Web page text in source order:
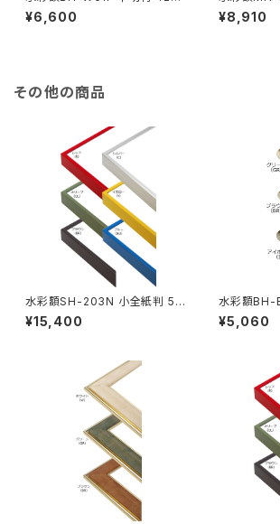
×545ミリ
¥6,600
545ミリ
¥8,910
その他の商品
水彩額SH-203N 小全紙判 50
7×659ミリ
¥15,400
水彩額BH-
423ミリ
¥5,060